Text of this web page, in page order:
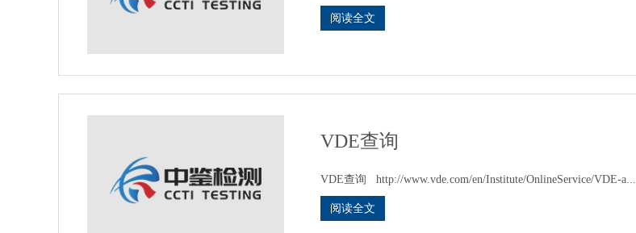
阅读全文
VDE查询
VDE查询 http://www.vde.com/en/Institute/OnlineService/VDE-a...
阅读全文